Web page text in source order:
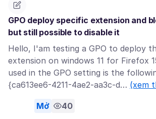
GPO deploy specific extension and
but still possible to disable it
Hello, I'am testing a GPO to deploy
extension on windows 11 for Firefox
used in the GPO setting is the
{ca613ee6-4211-4ae2-aa3c-d… (xem
Mở 40